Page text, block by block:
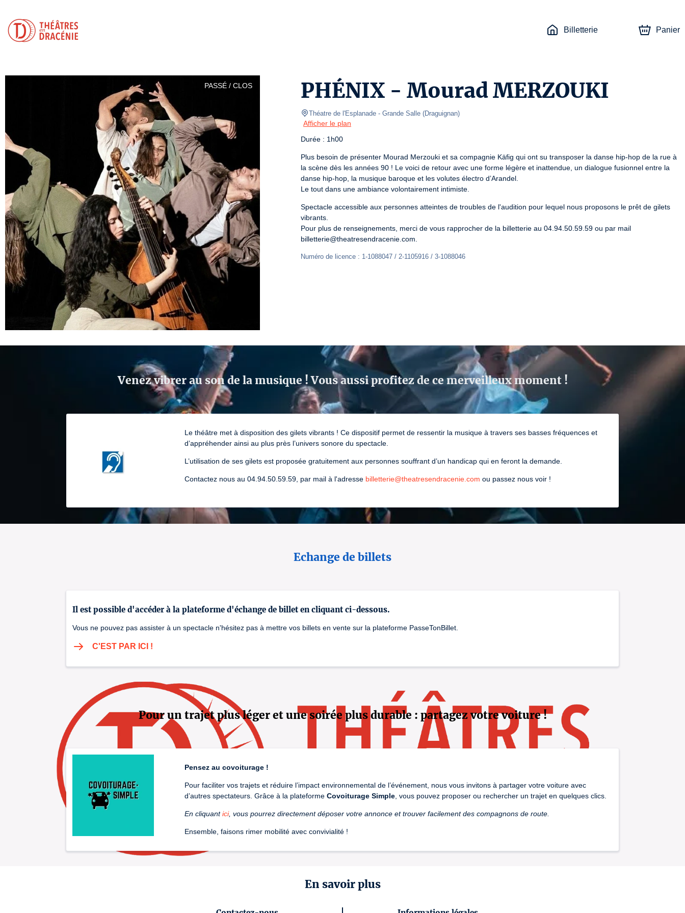
Billetterie Panier
PASSÉ / CLOS PHÉNIX - Mourad MERZOUKI
Théatre de l'Esplanade - Grande Salle (Draguignan)
Afficher le plan
Durée : 1h00
Plus besoin de présenter Mourad Merzouki et sa compagnie Käfig qui ont su transposer la danse hip-hop de la rue à
la scène dès les années 90 ! Le voici de retour avec une forme légère et inattendue, un dialogue fusionnel entre la
danse hip-hop, la musique baroque et les volutes électro d’Arandel.
Le tout dans une ambiance volontairement intimiste.
Spectacle accessible aux personnes atteintes de troubles de l'audition pour lequel nous proposons le prêt de gilets
vibrants.
Pour plus de renseignements, merci de vous rapprocher de la billetterie au 04.94.50.59.59 ou par mail
billetterie@theatresendracenie.com.
Numéro de licence : 1-1088047 / 2-1105916 / 3-1088046
Venez vibrer au son de la musique ! Vous aussi profitez de ce merveilleux moment !
Le théâtre met à disposition des gilets vibrants ! Ce dispositif permet de ressentir la musique à travers ses basses fréquences et
d’appréhender ainsi au plus près l’univers sonore du spectacle.
L’utilisation de ses gilets est proposée gratuitement aux personnes souffrant d’un handicap qui en feront la demande.
Contactez nous au 04.94.50.59.59, par mail à l'adresse billetterie@theatresendracenie.com ou passez nous voir !
Echange de billets
Il est possible d'accéder à la plateforme d'échange de billet en cliquant ci-dessous.
Vous ne pouvez pas assister à un spectacle n'hésitez pas à mettre vos billets en vente sur la plateforme PasseTonBillet.
C'EST PAR ICI !
Pour un trajet plus léger et une soirée plus durable : partagez votre voiture !
Pensez au covoiturage !
Pour faciliter vos trajets et réduire l’impact environnemental de l’événement, nous vous invitons à partager votre voiture avec
d’autres spectateurs. Grâce à la plateforme Covoiturage Simple , vous pouvez proposer ou rechercher un trajet en quelques clics.
En cliquantici, vous pourrez directement déposer votre annonce et trouver facilement des compagnons de route.
Ensemble, faisons rimer mobilité avec convivialité !
En savoir plus